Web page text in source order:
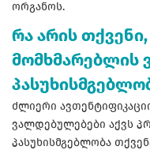
ორგანოს.
რა არის
მომხმარებლის
ძლიერი
ვალდებულებები აქვს
პასუხისმგებლობა